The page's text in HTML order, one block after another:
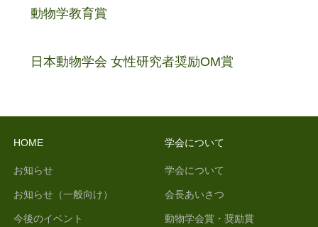
動物学教育賞
日本動物学会 女性研究者奨励OM賞
HOME
お知らせ
お知らせ（一般向け）
今後のイベント
学会について
学会について
会長あいさつ
動物学会賞・奨励賞